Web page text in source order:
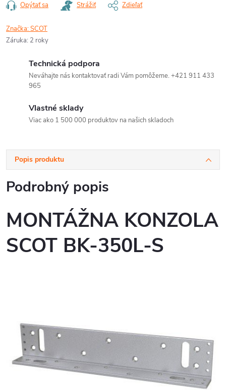
Opýtať sa Strážiť Zdieľať
Značka:SCOT
Záruka: 2 roky
Technická podpora
Neváhajte nás kontaktovať radi Vám pomôžeme. +421 911 433
965
Vlastné sklady
Viac ako 1 500 000 produktov na našich skladoch
Popis produktu
Podrobný popis
MONTÁŽNA KONZOLA
SCOT BK-350L-S